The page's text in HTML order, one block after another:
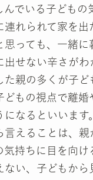
んでいる子どもの
連れられて家を出
思っても、一緒に
せない辛さがわ
た親の多くが子ど
どもの視点で離婚
なるといいます。
言えることは、親
気持ちに目を向け
ない、子どもか